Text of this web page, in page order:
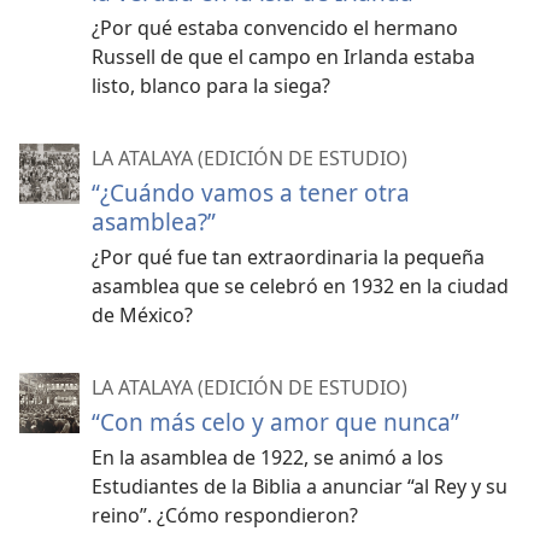
¿Por qué estaba convencido el hermano
Russell de que el campo en Irlanda estaba
listo, blanco para la siega?
LA ATALAYA (EDICIÓN DE ESTUDIO)
“¿Cuándo vamos a tener otra
asamblea?”
¿Por qué fue tan extraordinaria la pequeña
asamblea que se celebró en 1932 en la ciudad
de México?
LA ATALAYA (EDICIÓN DE ESTUDIO)
“Con más celo y amor que nunca”
En la asamblea de 1922, se animó a los
Estudiantes de la Biblia a anunciar “al Rey y su
reino”. ¿Cómo respondieron?